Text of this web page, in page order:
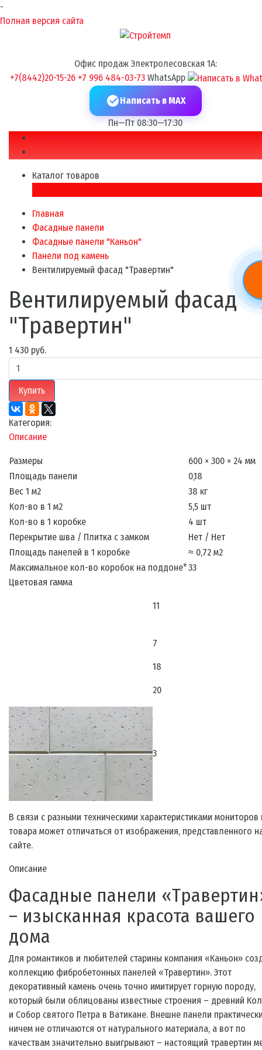
-
Полная версия сайта
Офис продаж Электролесовская 1А:
+7(8442)20-15-26 +7 996 484-03-73 WhatsApp
Написать в MAX
Пн—Пт 08:30—17:30
Каталог товаров
Каталог товаров
×
Главная
Фасадные панели
Фасадные панели "Каньон"
Панели под камень
Вентилируемый фасад "Травертин"
Вентилируемый фасад
"Травертин"
1 430 руб.
Купить
Категория:
Описание
Размеры
600 × 300 × 24 мм
Площадь панели
0,18
Вес 1 м2
38 кг
Кол-во в 1 м2
5,5 шт
Кол-во в 1 коробке
4 шт
Перекрытие шва / Плитка с замком
Нет / Нет
Площадь панелей в 1 коробке
≈ 0,72 м2
Максимальное кол-во коробок на поддоне*33
Цветовая гамма
11
7
18
20
3
В связи с разными техническими характеристиками мониторов
товара может отличаться от изображения, представленного
сайте.
Описание
Фасадные панели
– изысканная красота вашего
дома
Для романтиков и любителей старины компания «Каньон»
коллекцию фибробетонных панелей «Травертин». Этот
декоративный камень очень точно имитирует горную породу,
который были облицованы известные строения – древний
и Собор святого Петра в Ватикане. Внешне панели
ничем не отличаются от натурального материала, а вот по
качествам значительно выигрывают – настоящий травертин